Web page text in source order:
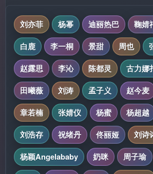
刘亦菲 杨幂 迪丽热巴 鞠婧
白鹿
李一桐 景甜 周也
赵露思
李沁 陈都灵 古力娜
田曦薇
刘涛 孟子义 赵今麦
章若楠
张婧仪 杨蜜 杨超越
刘浩存
祝绪丹 佟丽娅
刘诗
杨颖Angelababy
奶咪 周子瑜